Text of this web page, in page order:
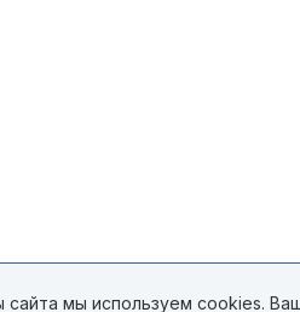
мы используем cookies.